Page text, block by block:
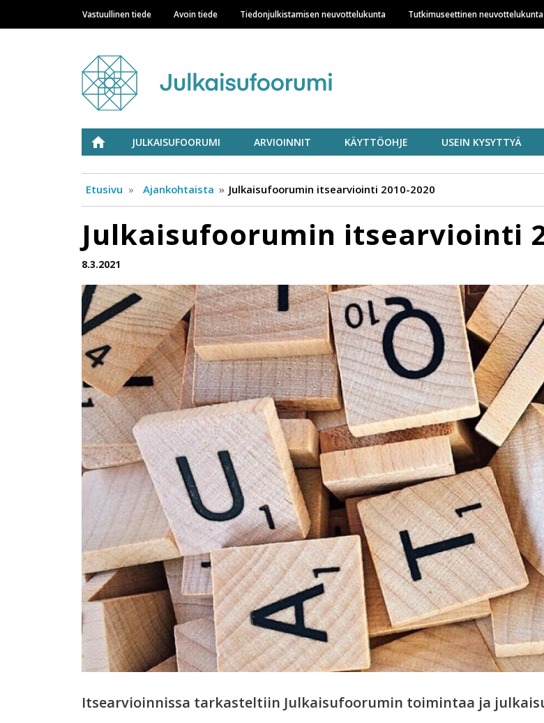
Hyppää
pääsisältöön
Main navigation
Vastuullinen tiede Avoin tiede Tiedonjulkistamisen neuvottelukunta Tutkimuseettinen neuvottelukunta
Julkaisufoorumi
ETUSIVUJULKAISUFOORUMI ARVIOINNIT KÄYTTÖOHJE USEIN KYSYTTYÄ
Etusivu Ajankohtaista Julkaisufoorumin itsearviointi 2010-2020
Julkaisufoorumin itsearviointi
8.3.2021
Itsearvioinnissa tarkasteltiin Julkaisufoorumin toimintaa ja